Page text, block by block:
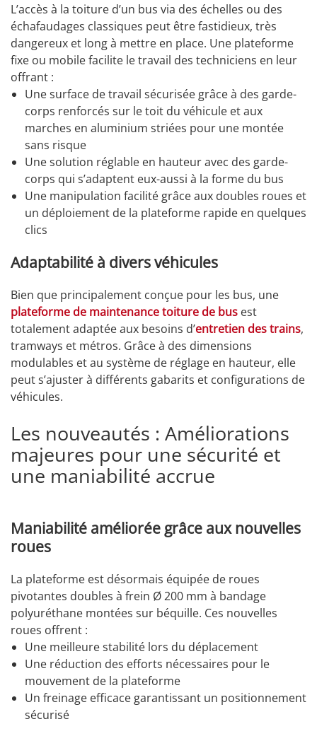
L’accès à la toiture d’un bus via des échelles ou des
échafaudages classiques peut être fastidieux, très
dangereux et long à mettre en place. Une plateforme
fixe ou mobile facilite le travail des techniciens en leur
offrant :
Une surface de travail sécurisée grâce à des garde-
corps renforcés sur le toit du véhicule et aux
marches en aluminium striées pour une montée
sans risque
Une solution réglable en hauteur avec des garde-
corps qui s’adaptent eux-aussi à la forme du bus
Une manipulation facilité grâce aux doubles roues et
un déploiement de la plateforme rapide en quelques
clics
Adaptabilité à divers véhicules
Bien que principalement conçue pour les bus, une
plateforme de maintenance toiture de bus est
totalement adaptée aux besoins d’entretien des trains,
tramways et métros. Grâce à des dimensions
modulables et au système de réglage en hauteur, elle
peut s’ajuster à différents gabarits et configurations de
véhicules.
Les nouveautés : Améliorations
majeures pour une sécurité et
une maniabilité accrue
Maniabilité améliorée grâce aux nouvelles
roues
La plateforme est désormais équipée de roues
pivotantes doubles à frein Ø 200 mm à bandage
polyuréthane montées sur béquille. Ces nouvelles
roues offrent :
Une meilleure stabilité lors du déplacement
Une réduction des efforts nécessaires pour le
mouvement de la plateforme
Un freinage efficace garantissant un positionnement
sécurisé